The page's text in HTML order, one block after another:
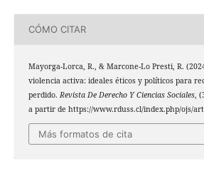
CÓMO CITAR
Mayorga-Lorca, R., & Marcone-Lo Presti, R.
violencia activa: ideales éticos y políticos para
perdido. Revista De Derecho Y Ciencias Sociales,
a partir de https://www.rduss.cl/index.php/ojs/
Más formatos de cita